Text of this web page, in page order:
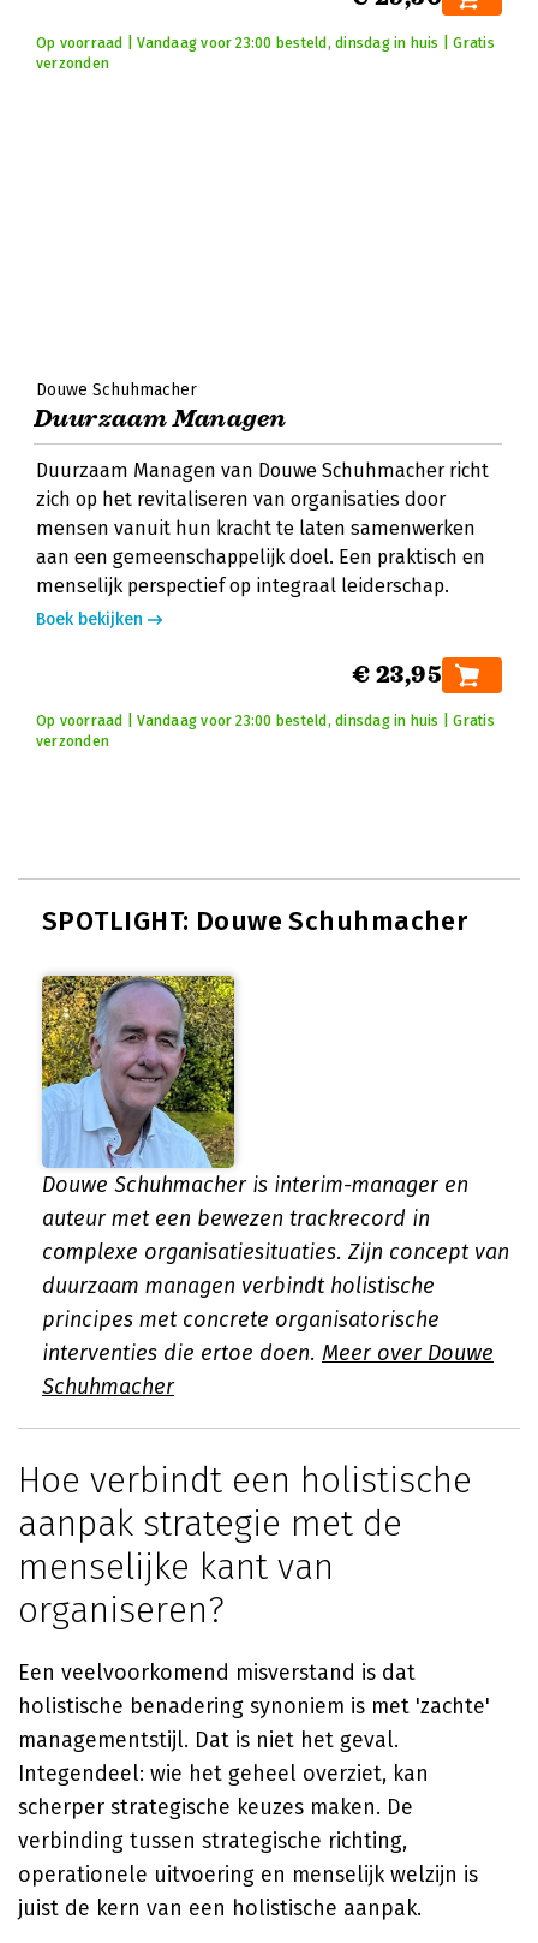
Op voorraad | Vandaag voor 23:00 besteld, dinsdag in huis | Gratis
verzonden
Douwe Schuhmacher
Duurzaam Managen
Duurzaam Managen van Douwe Schuhmacher richt
zich op het revitaliseren van organisaties door
mensen vanuit hun kracht te laten samenwerken
aan een gemeenschappelijk doel. Een praktisch en
menselijk perspectief op integraal leiderschap.
Boek bekijken
€ 23,95
Op voorraad | Vandaag voor 23:00 besteld, dinsdag in huis | Gratis
verzonden
SPOTLIGHT: Douwe Schuhmacher
Douwe Schuhmacher is interim-manager en
auteur met een bewezen trackrecord in
complexe organisatiesituaties. Zijn concept van
duurzaam managen verbindt holistische
principes met concrete organisatorische
interventies die ertoe doen. Meer over Douwe
Schuhmacher
Hoe verbindt een holistische
aanpak strategie met de
menselijke kant van
organiseren?
Een veelvoorkomend misverstand is dat
holistische benadering synoniem is met 'zachte'
managementstijl. Dat is niet het geval.
Integendeel: wie het geheel overziet, kan
scherper strategische keuzes maken. De
verbinding tussen strategische richting,
operationele uitvoering en menselijk welzijn is
juist de kern van een holistische aanpak.